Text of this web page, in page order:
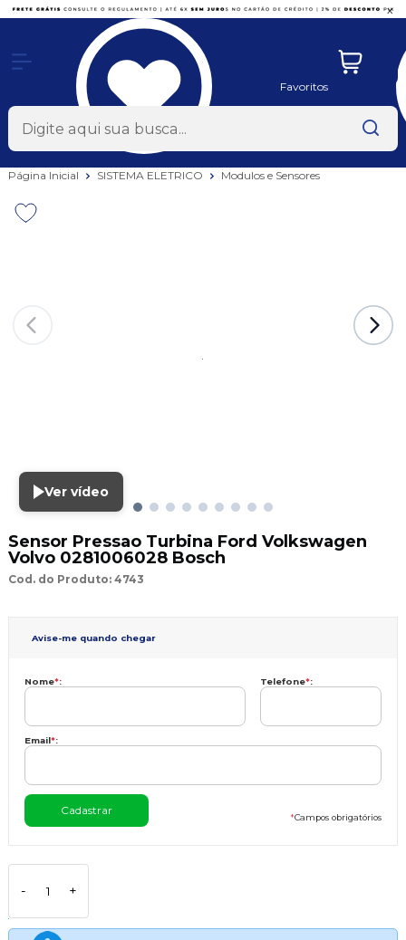
x
Favoritos
Página Inicial SISTEMA ELETRICO Modulos e Sensores
Ver vídeo
Sensor Pressao Turbina Ford Volkswagen
Volvo 0281006028 Bosch
Cod. do Produto: 4743
Avise-me quando chegar
Nome*: Telefone*:
Email*:
*Campos obrigatórios
- +